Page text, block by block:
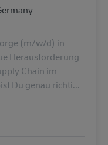
(m/w/d) in
Herausforderung
Chain im
Du genau richti...